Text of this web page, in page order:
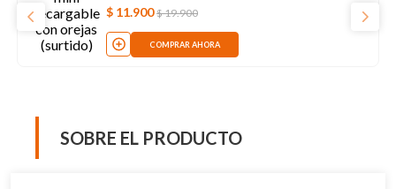
$ 11.900 $19.900
COMPRAR AHORA
SOBRE EL PRODUCTO